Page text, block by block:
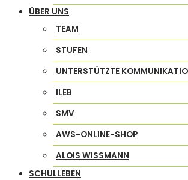
ÜBER UNS
TEAM
STUFEN
UNTERSTÜTZTE
ILEB
SMV
AWS-ONLINE-SHOP
ALOIS WISSMANN
SCHULLEBEN